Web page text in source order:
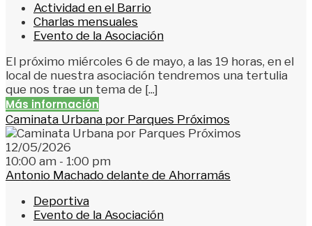
Actividad en el Barrio
Charlas mensuales
Evento de la Asociación
El próximo miércoles 6 de mayo, a las 19 horas, en el
local de nuestra asociación tendremos una tertulia
que nos trae un tema de [...]
Más información
Caminata Urbana por Parques Próximos
12/05/2026
10:00 am - 1:00 pm
Antonio Machado delante de Ahorramás
Deportiva
Evento de la Asociación